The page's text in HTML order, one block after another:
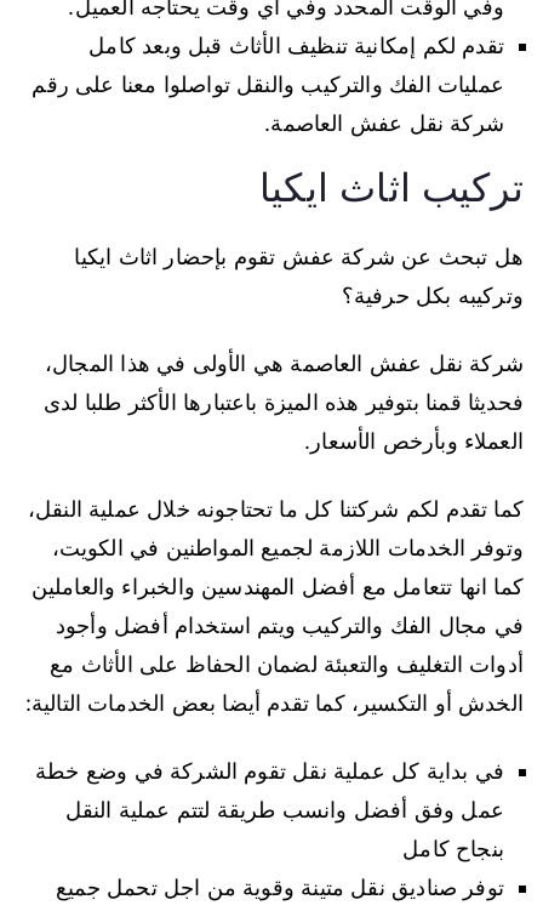
وفي الوقت المحدد وفي أي وقت يحتاجه العميل.
تقدم لكم إمكانية تنظيف الأثاث قبل وبعد كامل
عمليات الفك والتركيب والنقل تواصلوا معنا على رقم
شركة نقل عفش العاصمة.
تركيب اثاث ايكيا
هل تبحث عن شركة عفش تقوم بإحضار اثاث ايكيا
وتركيبه بكل حرفية؟
شركة نقل عفش العاصمة هي الأولى في هذا المجال،
فحديثا قمنا بتوفير هذه الميزة باعتبارها الأكثر طلبا لدى
العملاء وبأرخص الأسعار.
كما تقدم لكم شركتنا كل ما تحتاجونه خلال عملية النقل،
وتوفر الخدمات اللازمة لجميع المواطنين في الكويت،
كما انها تتعامل مع أفضل المهندسين والخبراء والعاملين
في مجال الفك والتركيب ويتم استخدام أفضل وأجود
أدوات التغليف والتعبئة لضمان الحفاظ على الأثاث مع
الخدش أو التكسير، كما تقدم أيضا بعض الخدمات التالية:
في بداية كل عملية نقل تقوم الشركة في وضع خطة
عمل وفق أفضل وانسب طريقة لتتم عملية النقل
بنجاح كامل
توفر صناديق نقل متينة وقوية من اجل تحمل جميع